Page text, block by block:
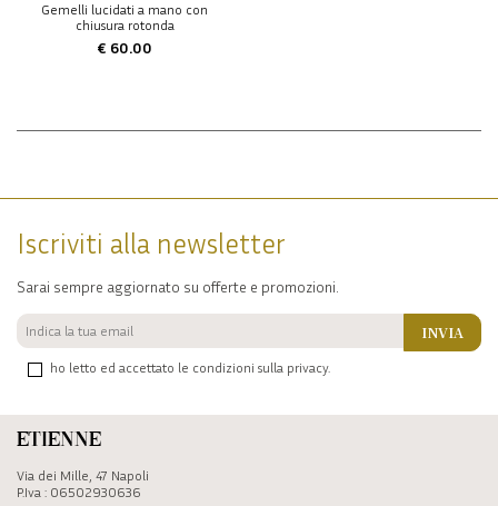
Gemelli lucidati a mano con
chiusura rotonda
€ 60.00
Etienne
Via dei Mille, 47 Napoli
P.Iva : 06502930636
Iscriviti alla newsletter
Sarai sempre aggiornato su offerte e promozioni.
ho letto ed accettato le condizioni sulla privacy.
INVIA